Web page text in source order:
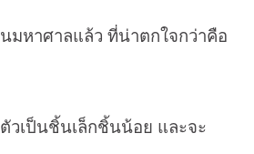
หาศาลแล้ว ที่น่าตกใจกว่าคือ
วเป็นชิ้นเล็กชิ้นน้อย และจะ